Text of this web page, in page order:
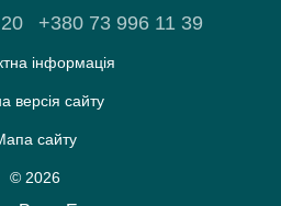
+380 73 996 11 39
інформація
версія сайту
сайту
© 2026